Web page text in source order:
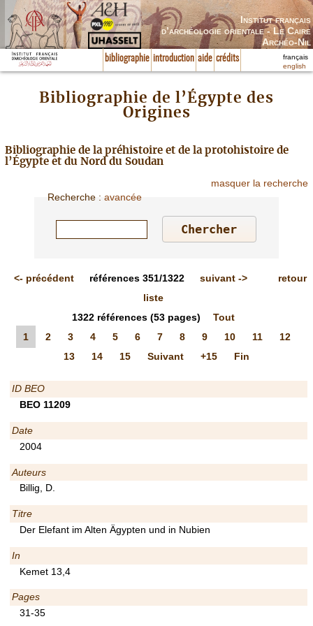
Institut français
d’archéologie orientale - Le Caire
Archéo-Nil
bibliographie introduction aide crédits
français
english
Bibliographie de l’Égypte des
Origines
Bibliographie de la préhistoire et de la protohistoire de
l’Égypte et du Nord du Soudan
masquer la recherche
Recherche :avancée
<- précédent références351/1322 suivant->
retour
liste
1322 références(53 pages)
Tout
1
2 3 4 5 6 7 8 9 10 11
12
13
14 15 Suivant +15 Fin
ID BEO
BEO 11209
Date
2004
Auteurs
Billig, D.
Titre
Der Elefant im Alten Ägypten und in Nubien
In
Kemet 13,4
Pages
31-35